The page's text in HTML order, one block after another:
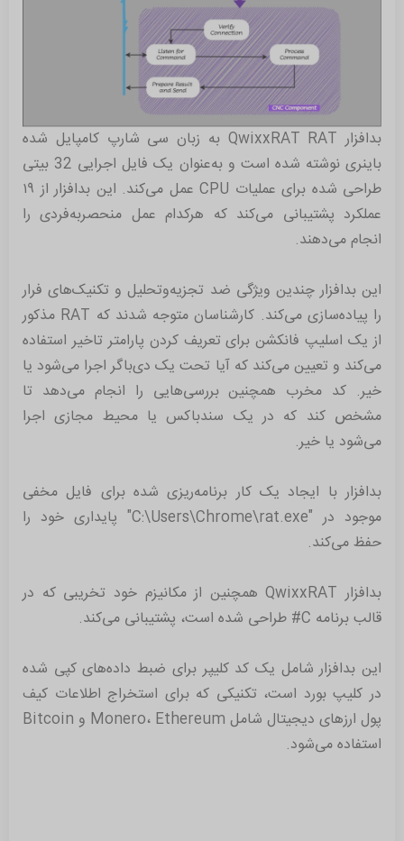
بدافزار QwixxRAT RAT به زبان سی شارپ کامپایل شده
باینری نوشته شده است و به‌عنوان یک فایل اجرایی 32 بیتی
طراحی شده برای عملیات CPU عمل می‌کند. این بدافزار از ١٩
عملکرد پشتیبانی می‌کند که هر‌کدام عمل منحصر‌به‌فردی را
انجام می‌دهند.
این بدافزار چندین ویژگی ضد تجزیه‌و‌تحلیل و تکنیک‌های فرار
را پیاده‌سازی می‌کند. کارشناسان متوجه شدند که RAT مذکور
از یک اسلیپ فانکشن برای تعریف کردن پارامتر تاخیر استفاده
می‌کند و تعیین می‌کند که آیا تحت یک دی‌باگر اجرا می‌شود یا
خیر. کد مخرب همچنین بررسی‌هایی را انجام می‌دهد تا
مشخص کند که در یک سندباکس یا محیط مجازی اجرا
می‌شود یا خیر.
بدافزار با ایجاد یک کار برنامه‌ریزی شده برای فایل مخفی
موجود در "C:\Users\Chrome\rat.exe" پایداری خود را
حفظ می‌کند.
بدافزار QwixxRAT همچنین از مکانیزم خود تخریبی که در
قالب برنامه C# طراحی شده است، پشتیبانی می‌کند.
این بدافزار شامل یک کد کلیپر برای ضبط داده‌های کپی شده
در کلیپ بورد است، تکنیکی که برای استخراج اطلاعات کیف
پول ارز‌های دیجیتال شامل Monero، Ethereum و Bitcoin
استفاده می‌شود.